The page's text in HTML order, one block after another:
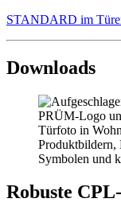
STANDARD im
Downloads
Robuste